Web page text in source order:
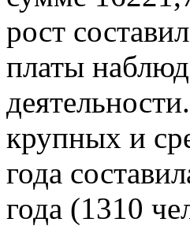
рост
платы
крупных и
года
года (1310